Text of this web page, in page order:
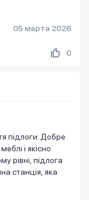
05 марта 2026
0
підлоги. Добре
і якісно
рівні, підлога
станція, яка